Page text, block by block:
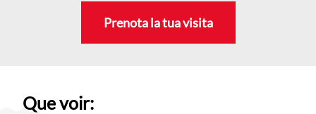
Prenota la tua visita
Que voir: